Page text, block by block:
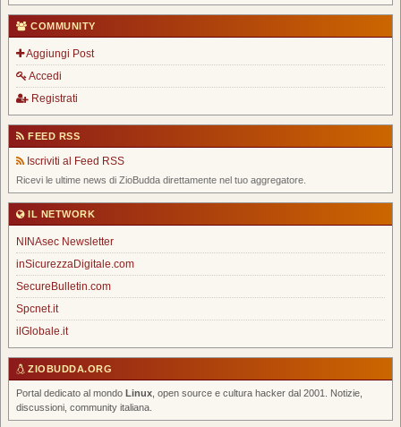
COMMUNITY
Aggiungi Post
Accedi
Registrati
FEED RSS
Iscriviti al Feed RSS
Ricevi le ultime news di ZioBudda direttamente nel tuo aggregatore.
IL NETWORK
NINAsec Newsletter
inSicurezzaDigitale.com
SecureBulletin.com
Spcnet.it
ilGlobale.it
ZIOBUDDA.ORG
Portal dedicato al mondo Linux , open source e cultura hacker dal 2001. Notizie,
discussioni, community italiana.